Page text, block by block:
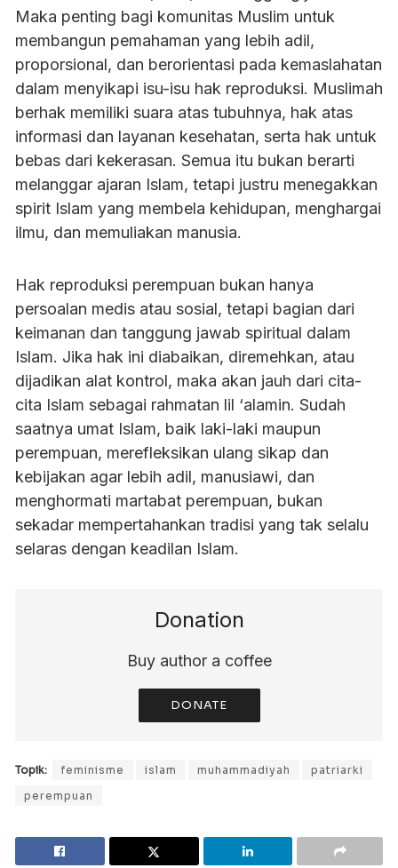
Maka penting bagi komunitas Muslim untuk
membangun pemahaman yang lebih adil,
proporsional, dan berorientasi pada kemaslahatan
dalam menyikapi isu-isu hak reproduksi. Muslimah
berhak memiliki suara atas tubuhnya, hak atas
informasi dan layanan kesehatan, serta hak untuk
bebas dari kekerasan. Semua itu bukan berarti
melanggar ajaran Islam, tetapi justru menegakkan
spirit Islam yang membela kehidupan, menghargai
ilmu, dan memuliakan manusia.
Hak reproduksi perempuan bukan hanya
persoalan medis atau sosial, tetapi bagian dari
keimanan dan tanggung jawab spiritual dalam
Islam. Jika hak ini diabaikan, diremehkan, atau
dijadikan alat kontrol, maka akan jauh dari cita-
cita Islam sebagai rahmatan lil ‘alamin. Sudah
saatnya umat Islam, baik laki-laki maupun
perempuan, merefleksikan ulang sikap dan
kebijakan agar lebih adil, manusiawi, dan
menghormati martabat perempuan, bukan
sekadar mempertahankan tradisi yang tak selalu
selaras dengan keadilan Islam.
Donation
Buy author a coffee
DONATE
Topik: feminisme islam muhammadiyah
patriarki
perempuan